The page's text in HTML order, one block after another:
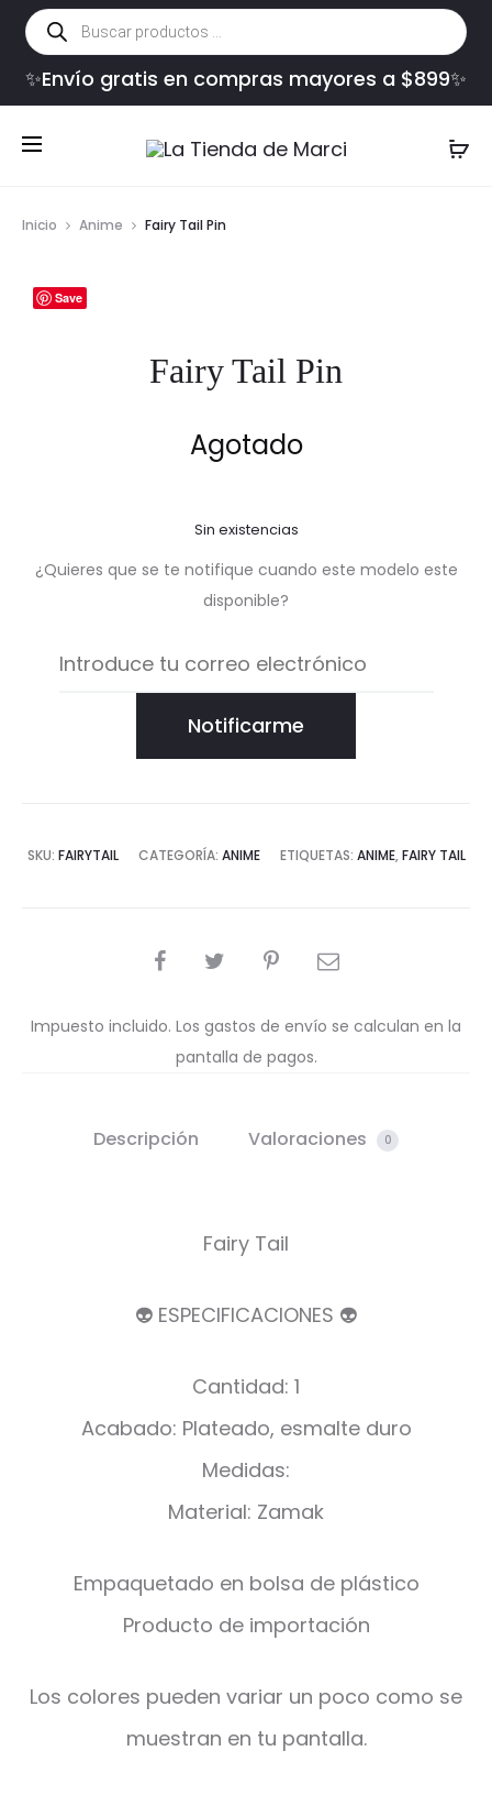
Búsqueda
de
productos
✨Envío gratis en compras mayores a $899✨
Inicio Anime Fairy Tail Pin
Save
Fairy Tail Pin
Agotado
Sin existencias
¿Quieres que se te notifique cuando este modelo este
disponible?
Notificarme
SKU: FAIRYTAIL CATEGORÍA: ANIME ETIQUETAS: ANIME, FAIRY TAIL
COMPARTIR
Impuesto incluido. Los gastos de envío se calculan en la
pantalla de pagos.
Descripción Valoraciones 0
Fairy Tail
👽 ESPECIFICACIONES 👽
Cantidad: 1
Acabado: Plateado, esmalte duro
Medidas:
Material: Zamak
Empaquetado en bolsa de plástico
Producto de importación
Los colores pueden variar un poco como se
muestran en tu pantalla.